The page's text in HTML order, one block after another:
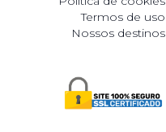
Termos de uso
Nossos destinos